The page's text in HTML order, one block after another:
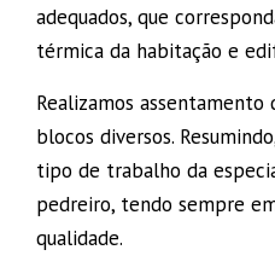
adequados, que
térmica da habitação e
Realizamos
blocos diversos.
tipo de trabalho da
pedreiro, tendo sempre
qualidade.